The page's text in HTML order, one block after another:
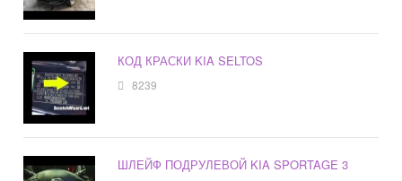
КОД КРАСКИ KIA SELTOS
8239
ШЛЕЙФ ПОДРУЛЕВОЙ KIA SPORTAGE 3